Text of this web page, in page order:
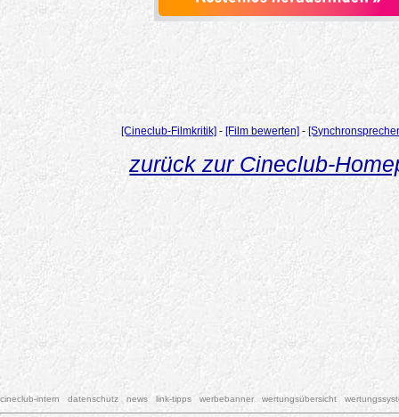
[Cineclub-Filmkritik] - [Film bewerten] -
zurück zur Cineclub-
cineclub-intern datenschutz news link-tipps werbebanner wertungsübersicht